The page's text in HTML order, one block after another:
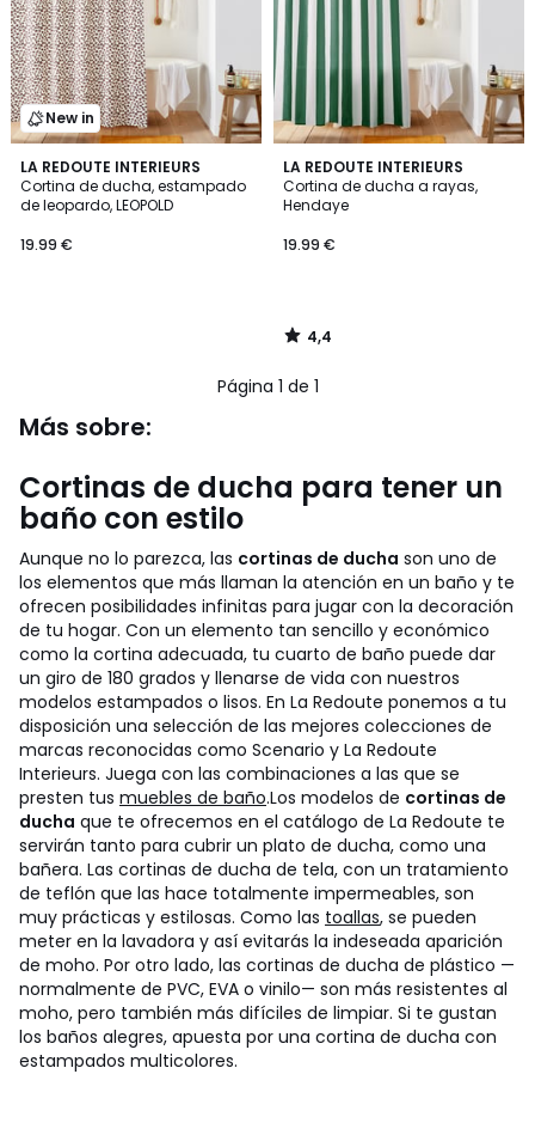
New in
LA REDOUTE INTERIEURS
Cortina de ducha, estampado
de leopardo, LEOPOLD
19.99 €
LA REDOUTE INTERIEURS
Cortina de ducha a rayas,
Hendaye
19.99 €
4,4
/ 5
4,4
/
Página 1 de 1
Más sobre:
Cortinas de ducha para tener un
baño con estilo
Aunque no lo parezca, las cortinas de ducha son uno de
los elementos que más llaman la atención en un baño y te
ofrecen posibilidades infinitas para jugar con la decoración
de tu hogar. Con un elemento tan sencillo y económico
como la cortina adecuada, tu cuarto de baño puede dar
un giro de 180 grados y llenarse de vida con nuestros
modelos estampados o lisos. En La Redoute ponemos a tu
disposición una selección de las mejores colecciones de
marcas reconocidas como Scenario y La Redoute
Interieurs. Juega con las combinaciones a las que se
presten tus muebles de baño.Los modelos de cortinas de
ducha que te ofrecemos en el catálogo de La Redoute te
servirán tanto para cubrir un plato de ducha, como una
bañera. Las cortinas de ducha de tela, con un tratamiento
de teflón que las hace totalmente impermeables, son
muy prácticas y estilosas. Como las toallas, se pueden
meter en la lavadora y así evitarás la indeseada aparición
de moho. Por otro lado, las cortinas de ducha de plástico —
normalmente de PVC, EVA o vinilo— son más resistentes al
moho, pero también más difíciles de limpiar. Si te gustan
los baños alegres, apuesta por una cortina de ducha con
estampados multicolores.